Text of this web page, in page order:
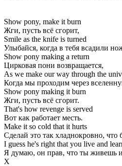
Show pony, make it burn
Жги, пусть всё сгорит,
Smile as the knife is turned
Улыбайся, когда в тебя всадили
Show pony making a return
Цирковая пони возвращается,
As we make our way through the
Когда мы проходим через
Show pony making it burn
Жги, пусть всё сгорит.
That's how revenge is served
Вот как работает месть.
Make it so cold that it hurts
Сделай это так хладнокровно, что
I guess he's right that you live and
Я думаю, он прав, что ты живешь
Х